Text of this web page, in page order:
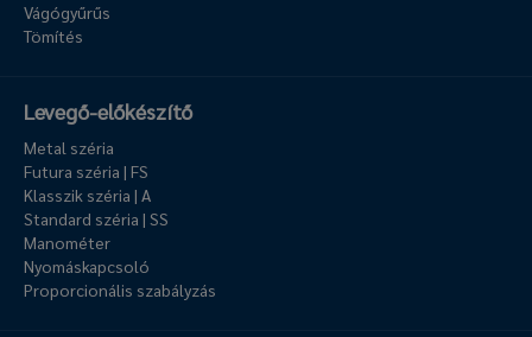
Vágógyűrűs
Tömítés
Levegő-előkészítő
Metal széria
Futura széria | FS
Klasszik széria | A
Standard széria | SS
Manométer
Nyomáskapcsoló
Proporcionális szabályzás